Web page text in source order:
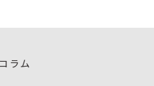
コラム